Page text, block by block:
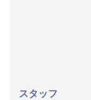
スタッフ